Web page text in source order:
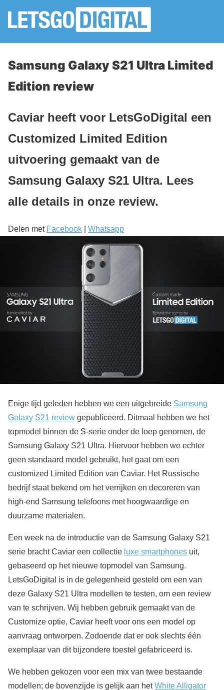
Samsung Galaxy S21 Ultra Limited
Edition review
Caviar heeft voor LetsGoDigital een
Customized Limited Edition
uitvoering gemaakt van de
Samsung Galaxy S21 Ultra. Lees
alle details in onze review.
Delen met Facebook Whatsapp
Enige tijd geleden hebben we een uitgebreide Samsung
Galaxy S21 review gepubliceerd. Ditmaal hebben we het
topmodel binnen de S-serie onder de loep genomen, de
Samsung Galaxy S21 Ultra. Hiervoor hebben we echter
geen standaard model gebruikt, het gaat om een
customized Limited Edition van Caviar. Het Russische
bedrijf staat bekend om het verrijken en decoreren van
high-end Samsung telefoons met hoogwaardige en
duurzame materialen.
Een week na de introductie van de Samsung Galaxy S21
serie bracht Caviar een collectie luxe smartphones uit,
gebaseerd op het nieuwe topmodel van Samsung.
LetsGoDigital is in de gelegenheid gesteld om een van
deze Galaxy S21 Ultra modellen te testen, om een review
van te schrijven. Wij hebben gebruik gemaakt van de
Customize optie, Caviar heeft voor ons een model op
aanvraag ontworpen. Zodoende dat er ook slechts één
exemplaar van dit bijzondere toestel gefabriceerd is.
We hebben gekozen voor een mix van twee bestaande
modellen; de bovenzijde is gelijk aan hetWhite Alligator